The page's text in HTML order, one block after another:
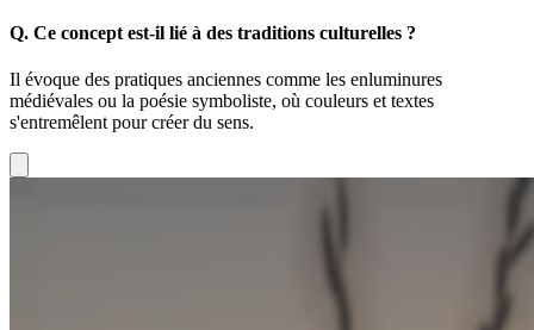
Q. Ce concept est-il lié à des traditions culturelles ?
Il évoque des pratiques anciennes comme les enluminures
médiévales ou la poésie symboliste, où couleurs et textes
s'entremêlent pour créer du sens.